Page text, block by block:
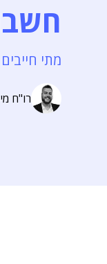
מתי
רו"ח